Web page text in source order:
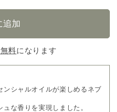
料になります
ンシャルオイルが楽しめるネブ
な香りを実現しました。